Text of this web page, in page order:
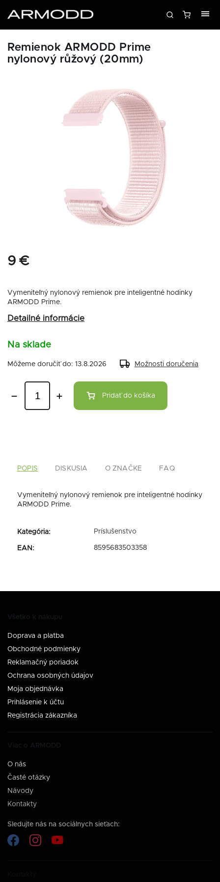
Remienok ARMODD Prime
nylonový růžový (20mm)
9 €
Vymeniteľný nylonový remienok pre inteligentné hodinky
ARMODD Prime.
Detailné informácie
Na sklade
Môžeme doručiť do: 13.8.2026 Možnosti doručenia
Pridať do košíka
POPIS DISKUSIA O ZNAČKE FAQ
Vymeniteľný nylonový remienok pre inteligentné hodinky
ARMODD Prime.
Kategória: Príslušenstvo
EAN : 8595683503358
Všetko k nákupu
Doprava a platba
Obchodné podmienky
Reklamačný poriadok
Ochrana osobných údajov
Moja objednávka
Prihlásenie k účtu
Registrácia zákazníka
Viac o ARMODD
O nás
Časté otázky
Návody
Kontakty
Sledujte nás na sociálnych sieťach: